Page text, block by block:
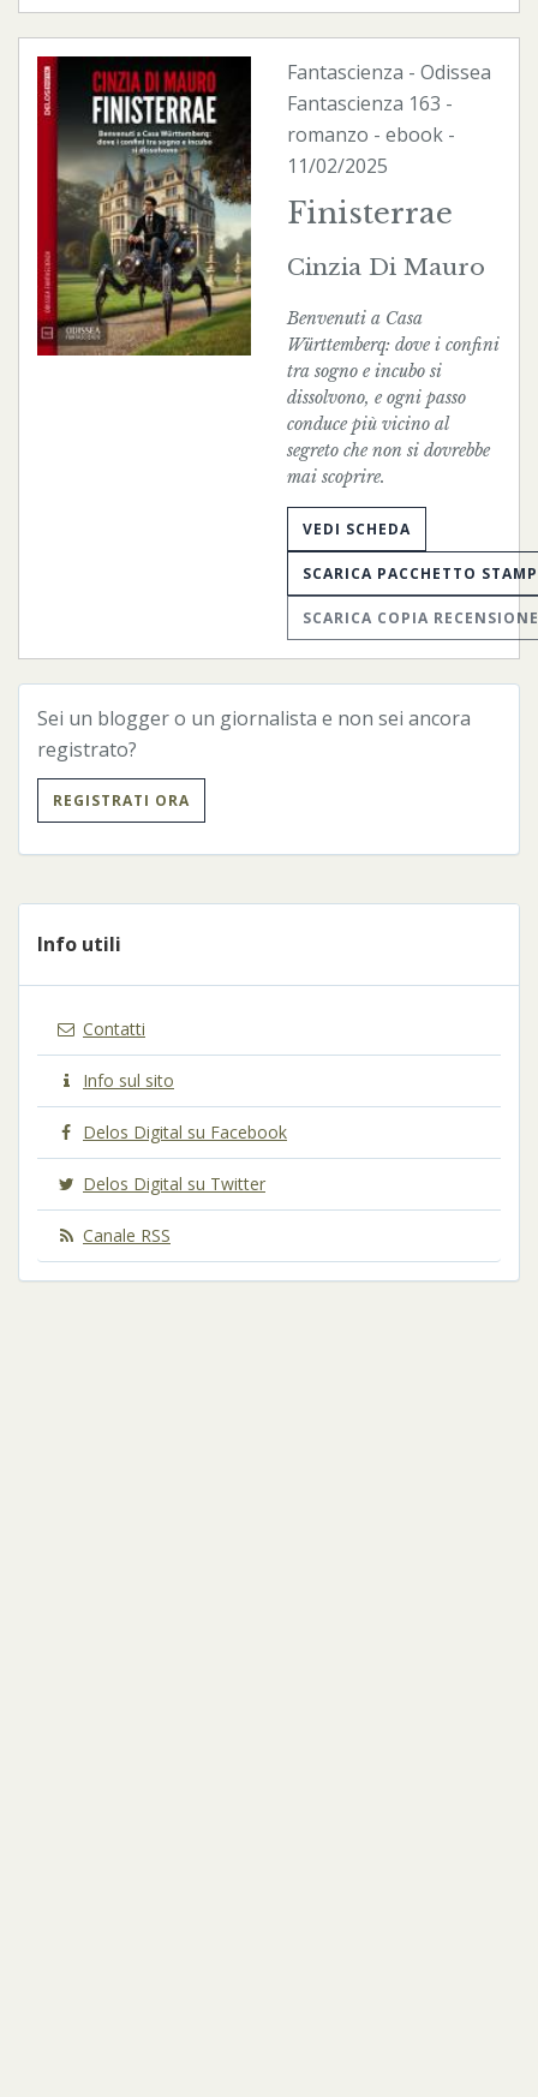
Fantascienza - Odissea
Fantascienza 163 -
romanzo - ebook -
11/02/2025
Finisterrae
Cinzia Di Mauro
Benvenuti a Casa
Württemberq: dove i confini
tra sogno e incubo si
dissolvono, e ogni passo
conduce più vicino al
segreto che non si dovrebbe
mai scoprire.
VEDI SCHEDA
SCARICA PACCHETTO
SCARICA COPIA RECENSIONE
Sei un blogger o un giornalista e non sei ancora
registrato?
REGISTRATI ORA
Info utili
Contatti
Info sul sito
Delos Digital su Facebook
Delos Digital su Twitter
Canale RSS